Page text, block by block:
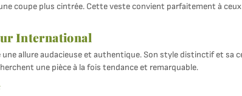
coupe plus cintrée. Cette veste convient parfaitement à
International
allure audacieuse et authentique. Son style distinctif et sa
une pièce à la fois tendance et remarquable.